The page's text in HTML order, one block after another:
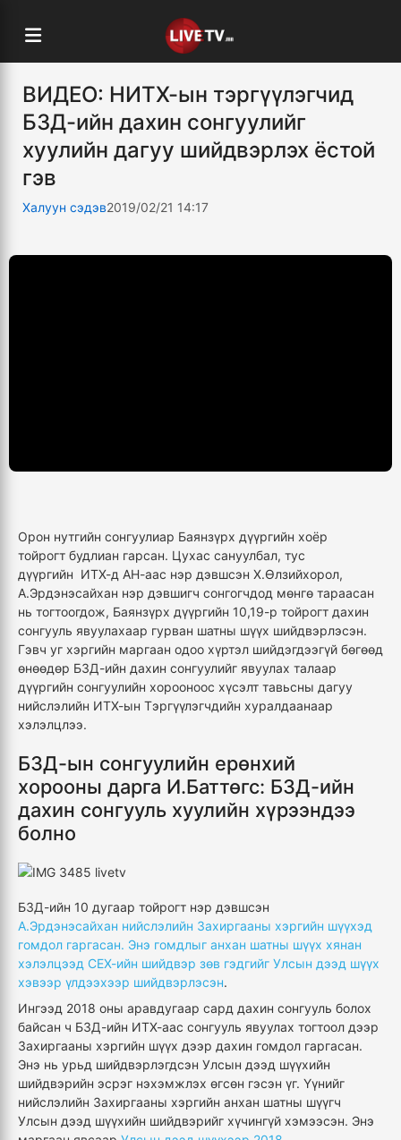
ВИДЕО: НИТХ-ын тэргүүлэгчид
БЗД-ийн дахин сонгуулийг
хуулийн дагуу шийдвэрлэх ёстой
гэв
Халуун сэдэв2019/02/21 14:17
Орон нутгийн сонгуулиар Баянзүрх дүүргийн хоёр
тойрогт будлиан гарсан. Цухас сануулбал, тус
дүүргийн ИТХ-д АН-аас нэр дэвшсэн Х.Өлзийхорол,
А.Эрдэнэсайхан нэр дэвшигч сонгогчдод мөнгө тараасан
нь тогтоогдож, Баянзүрх дүүргийн 10,19-р тойрогт дахин
сонгууль явуулахаар гурван шатны шүүх шийдвэрлэсэн.
Гэвч уг хэргийн маргаан одоо хүртэл шийдэгдээгүй бөгөөд
өнөөдөр БЗД-ийн дахин сонгуулийг явуулах талаар
дүүргийн сонгуулийн хорооноос хүсэлт тавьсны дагуу
нийслэлийн ИТХ-ын Тэргүүлэгчдийн хуралдаанаар
хэлэлцлээ.
БЗД-ын сонгуулийн ерөнхий
хорооны дарга И.Баттөгс: БЗД-ийн
дахин сонгууль хуулийн хүрээндээ
болно
БЗД-ийн 10 дугаар тойрогт нэр дэвшсэн
А.Эрдэнэсайхан нийслэлийн Захиргааны хэргийн шүүхэд
гомдол гаргасан. Энэ гомдлыг анхан шатны шүүх хянан
хэлэлцээд СЕХ-ийн шийдвэр зөв гэдгийг Улсын дээд шүүх
хэвээр үлдээхээр шийдвэрлэсэн.
Ингээд 2018 оны аравдугаар сард дахин сонгууль болох
байсан ч БЗД-ийн ИТХ-аас сонгууль явуулах тогтоол дээр
Захиргааны хэргийн шүүх дээр дахин гомдол гаргасан.
Энэ нь урьд шийдвэрлэгдсэн Улсын дээд шүүхийн
шийдвэрийн эсрэг нэхэмжлэх өгсөн гэсэн үг. Үүнийг
нийслэлийн Захиргааны хэргийн анхан шатны шүүгч
Улсын дээд шүүхийн шийдвэрийг хүчингүй хэмээсэн. Энэ